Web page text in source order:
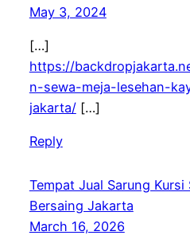
May 3, 2024
[…]
https://
n-sewa-meja-lesehan-
jakarta/[…]
Reply
Tempat Jual Sarung
Bersaing Jakarta
March 16, 2026